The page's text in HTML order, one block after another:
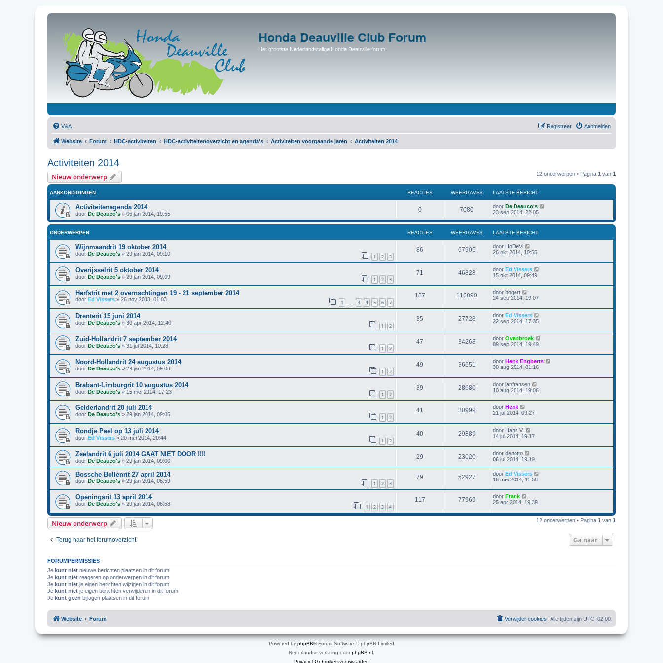
Honda Deauville Club Forum
Het grootste Nederlandstalige Honda Deauville forum.
V&A Aanmelden
Registreer
Website Forum HDC-activiteiten HDC-activiteitenoverzicht en agenda's Activiteiten voorgaande jaren Activiteiten 2014
Activiteiten 2014
Nieuw onderwerp 12 onderwerpen • Pagina 1 van 1
AANKONDIGINGEN REACTIES WEERGAVES LAATSTE BERICHT
Activiteitenagenda 2014
door De Deauco's » 06 jan 2014, 19:55
0 7080 door De Deauco's
23 sep 2014, 22:05
ONDERWERPEN REACTIES WEERGAVES LAATSTE BERICHT
Wijnmaandrit 19 oktober 2014
door De Deauco's » 29 jan 2014, 09:10 1 2 3
86 67905 door HoDeVi
26 okt 2014, 10:55
Overijsselrit 5 oktober 2014
door De Deauco's » 29 jan 2014, 09:09 1 2 3
71 46828 door Ed Vissers
15 okt 2014, 09:49
Herfstrit met 2 overnachtingen 19 - 21 september 2014
door Ed Vissers » 26 nov 2013, 01:03 1 … 3 4 5 6 7
187 116890 door bogert
24 sep 2014, 19:07
Drenterit 15 juni 2014
door De Deauco's » 30 apr 2014, 12:40 1 2
35 27728 door Ed Vissers
22 sep 2014, 17:35
Zuid-Hollandrit 7 september 2014
door De Deauco's » 31 jul 2014, 10:28 1 2
47 34268 door Ovanbroek
09 sep 2014, 19:49
Noord-Hollandrit 24 augustus 2014
door De Deauco's » 29 jan 2014, 09:08 1 2
49 36651 door Henk Engberts
30 aug 2014, 01:16
Brabant-Limburgrit 10 augustus 2014
door De Deauco's » 15 mei 2014, 17:23 1 2
39 28680 door janfransen
10 aug 2014, 19:06
Gelderlandrit 20 juli 2014
door De Deauco's » 29 jan 2014, 09:05 1 2
41 30999 door Henk
21 jul 2014, 09:27
Rondje Peel op 13 juli 2014
door Ed Vissers » 20 mei 2014, 20:44 1 2
40 29889 door Hans V.
14 jul 2014, 19:17
Zeelandrit 6 juli 2014 GAAT NIET DOOR !!!!
door De Deauco's » 29 jan 2014, 09:00
29 23020 door denotto
06 jul 2014, 19:19
Bossche Bollenrit 27 april 2014
door De Deauco's » 29 jan 2014, 08:59 1 2 3
79 52927 door Ed Vissers
16 mei 2014, 11:58
Openingsrit 13 april 2014
door De Deauco's » 29 jan 2014, 08:58 1 2 3 4
117 77969 door Frank
25 apr 2014, 19:39
Nieuw onderwerp 12 onderwerpen • Pagina 1 van 1
Terug naar het forumoverzicht Ga naar
FORUMPERMISSIES
Je kunt niet nieuwe berichten plaatsen in dit forum
Je kunt niet reageren op onderwerpen in dit forum
Je kunt niet je eigen berichten wijzigen in dit forum
Je kunt niet je eigen berichten verwijderen in dit forum
Je kunt geen bijlagen plaatsen in dit forum
Website Forum Alle tijden zijn UTC+02:00
Verwijder cookies
Powered by phpBB® Forum Software © phpBB Limited
Nederlandse vertaling doorphpBB.nl
Privacy | Gebruikersvoorwaarden